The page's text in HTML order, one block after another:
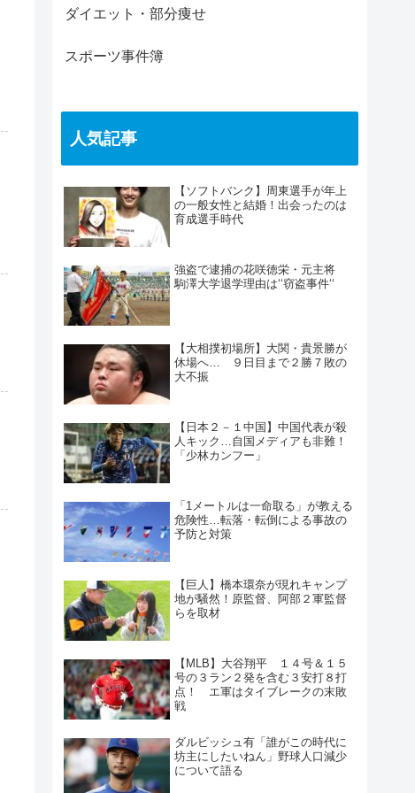
ダイエット・部分痩せ
スポーツ事件簿
人気記事
【ソフトバンク】周東選手が年上
の一般女性と結婚！出会ったのは
育成選手時代
強盗で逮捕の花咲徳栄・元主将
駒澤大学退学理由は‘‘窃盗事件‘‘
【大相撲初場所】大関・貴景勝が
休場へ… ９日目まで２勝７敗の
大不振
【日本２－１中国】中国代表が殺
人キック…自国メディアも非難！
「少林カンフー」
「1メートルは一命取る」が教える
危険性…転落・転倒による事故の
予防と対策
【巨人】橋本環奈が現れキャンプ
地が騒然！原監督、阿部２軍監督
らを取材
【MLB】大谷翔平 １４号＆１５
号の３ラン２発を含む３安打８打
点！ エ軍はタイブレークの末敗
戦
ダルビッシュ有「誰がこの時代に
坊主にしたいねん」野球人口減少
について語る